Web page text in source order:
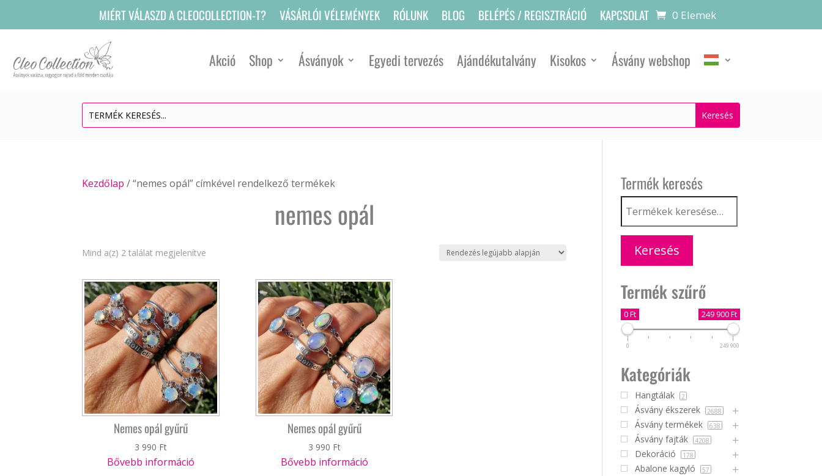
MIÉRT VÁLASZD A CLEOCOLLECTION-T? VÁSÁRLÓI VÉLEMÉNYEK RÓLUNK BLOG BELÉPÉS / REGISZTRÁCIÓ KAPCSOLAT 0 Elemek
Akció Shop Ásványok Egyedi tervezés Ajándékutalvány Kisokos Ásvány webshop
Kezdőlap / “nemes opál” címkével rendelkező termékek
nemes opál
Mind a(z) 2 találat megjelenítve
latest
Nemes opál gyűrű
3 990 Ft
Bővebb információ
Nemes opál gyűrű
3 990 Ft
Bővebb információ
Termék keresés
következőre:
Keresés
Termék szűrő
0 Ft 249 900 Ft
0 249 900
Kategóriák
Hangtálak 2
Ásvány ékszerek 2688
Ásvány termékek 638
Ásvány fajták 4208
Dekoráció 178
Abalone kagyló 57